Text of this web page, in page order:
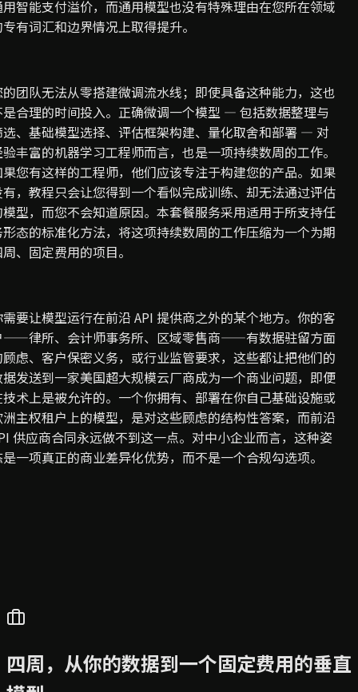
智能支付溢价，而通用模型也没有特殊理由在您所在领域
有词汇和边界情况上取得提升。
团队无法从零搭建微调流水线；即使具备这种能力，这也
合理的时间投入。正确微调一个模型 — 包括数据整理与
、基础模型选择、评估框架构建、量化取舍和部署 — 对
丰富的机器学习工程师而言，也是一项持续数周的工作。
您有这样的工程师，他们应该专注于构建您的产品。如果
，教程只会让您得到一个看似完成训练、却无法通过评估
型，而您不会知道原因。本套餐服务采用适用于所支持任
态的标准化方法，将这项持续数周的工作压缩为一个为期
、固定费用的项目。
要让模型运行在前沿 API 提供商之外的某个地方。你的客
——律所、会计师事务所、区域零售商——有数据驻留方面
虑、客户保密义务，或行业监管要求，这些都让把他们的
发送到一家美国超大规模云厂商成为一个商业问题，即便
术上是被允许的。一个你拥有、部署在你自己基础设施或
主权租户上的模型，是对这些顾虑的结构性答案，而前沿
供应商合同永远做不到这一点。对中小企业而言，这种姿
一项真正的商业差异化优势，而不是一个合规勾选项。
四周，从你的数据到一个固定费用的垂直